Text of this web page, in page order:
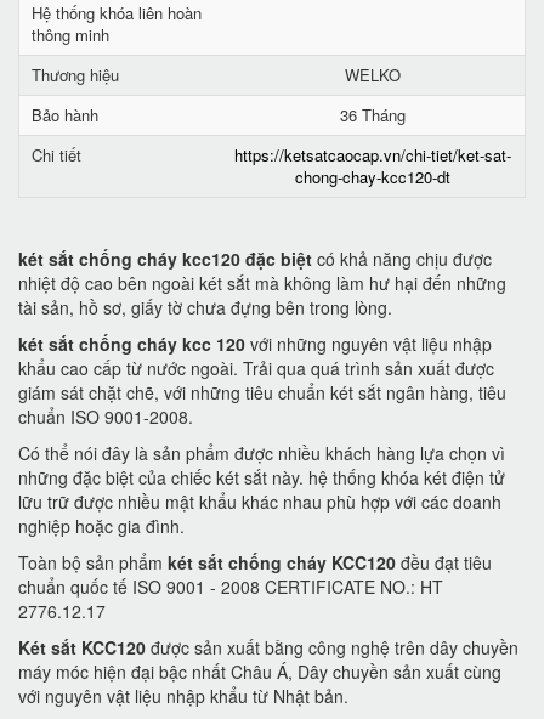
Hệ thống khóa liên hoàn
thông minh
Thương hiệu
WELKO
Bảo hành
36 Tháng
Chi tiết
https://ketsatcaocap.vn/chi-tiet/ket-sat-
chong-chay-kcc120-dt
két sắt chống cháy kcc120 đặc biệt có khả năng chịu được
nhiệt độ cao bên ngoài két sắt mà không làm hư hại đến những
tài sản, hồ sơ, giấy tờ chưa đựng bên trong lòng.
két sắt chống cháy kcc 120 với những nguyên vật liệu nhập
khẩu cao cấp từ nước ngoài. Trải qua quá trình sản xuất được
giám sát chặt chẽ, với những tiêu chuẩn két sắt ngân hàng, tiêu
chuẩn ISO 9001-2008.
Có thể nói đây là sản phẩm được nhiều khách hàng lựa chọn vì
những đặc biệt của chiếc két sắt này. hệ thống khóa két điện tử
lữu trữ được nhiều mật khẩu khác nhau phù hợp với các doanh
nghiệp hoặc gia đình.
Toàn bộ sản phẩm két sắt chống cháy KCC120 đều đạt tiêu
chuẩn quốc tế ISO 9001 - 2008 CERTIFICATE NO.: HT
2776.12.17
Két sắt KCC120 được sản xuất bằng công nghệ trên dây chuyền
máy móc hiện đại bậc nhất Châu Á, Dây chuyền sản xuất cùng
với nguyên vật liệu nhập khẩu từ Nhật bản.